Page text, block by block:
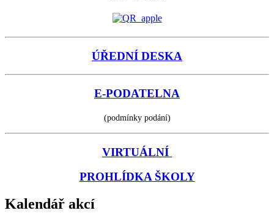
ÚŘEDNÍ DESKA
E-PODATELNA
(podmínky podání)
VIRTUÁLNÍ
PROHLÍDKA ŠKOLY
Kalendář akcí